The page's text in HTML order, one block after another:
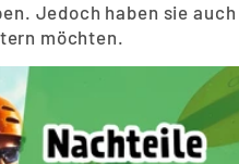
Jedoch haben sie auch
möchten.